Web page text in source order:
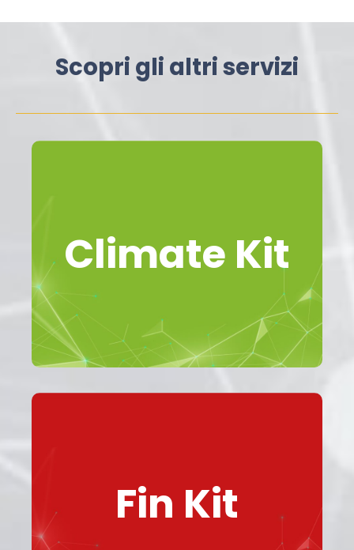
Scopri gli altri servizi
Climate Kit
di partner certificati
, calcolaremo
l’impronta di carbonio, pianificaremo
un
Impatto Sostenibile
e
SCOPRI DI PIU'
Fin KitTerritoriale
Affiancamento in
rappresenta uno degli elementi
distintivi del modello operativo